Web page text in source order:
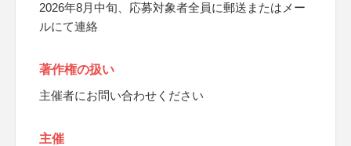
2026年8月中旬、応募対象者全員に郵送またはメー
ルにて連絡
著作権の扱い
主催者にお問い合わせください
主催